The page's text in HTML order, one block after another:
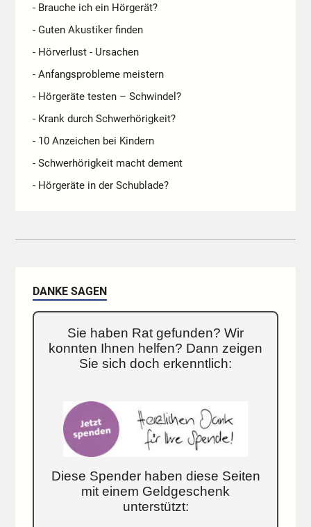
- Brauche ich ein Hörgerät?
- Guten Akustiker finden
- Hörverlust - Ursachen
- Anfangsprobleme meistern
- Hörgeräte testen – Schwindel?
- Krank durch Schwerhörigkeit?
- 10 Anzeichen bei Kindern
- Schwerhörigkeit macht dement
- Hörgeräte in der Schublade?
DANKE SAGEN
Sie haben Rat gefunden? Wir
konnten Ihnen helfen? Dann zeigen
Sie sich doch erkenntlich:
Diese Spender haben diese Seiten
mit einem Geldgeschenk
unterstützt: